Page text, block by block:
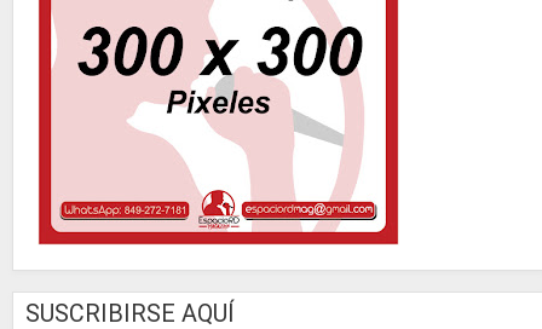
SUSCRIBIRSE AQUÍ